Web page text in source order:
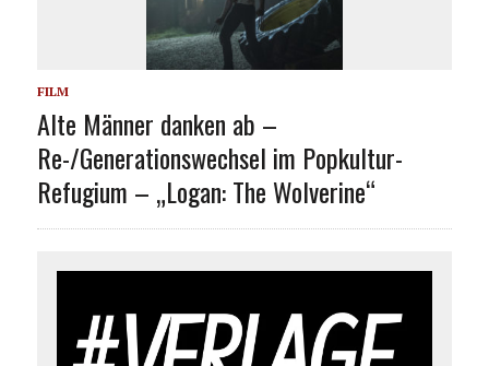
FILM
Alte Männer danken ab –
Re-/Generationswechsel im Popkultur-
Refugium – „Logan: The Wolverine“